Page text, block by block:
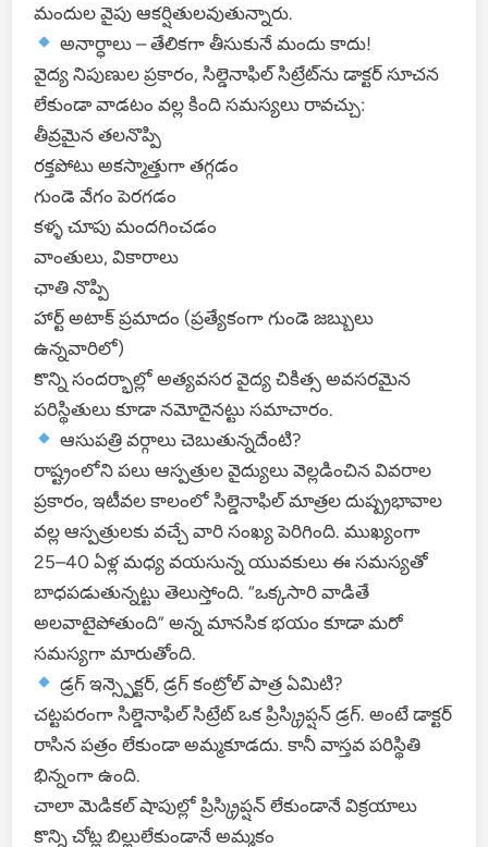
మందుల వైపు ఆకర్షితులవుతున్నారు.
అనార్ధాలు – తేలికగా తీసుకునే మందు కాదు!
వైద్య నిపుణుల ప్రకారం, సిల్డెనాఫిల్ సిట్రేట్‌ను డాక్టర్ సూచన
లేకుండా వాడటం వల్ల కింది సమస్యలు రావచ్చు:
తీవ్రమైన తలనొప్పి
రక్తపోటు అకస్మాత్తుగా తగ్గడం
గుండె వేగం పెరగడం
కళ్ళ చూపు మందగించడం
వాంతులు, వికారాలు
ఛాతి నొప్పి
హార్ట్ అటాక్ ప్రమాదం (ప్రత్యేకంగా గుండె జబ్బులు
ఉన్నవారిలో)
కొన్ని సందర్భాల్లో అత్యవసర వైద్య చికిత్స అవసరమైన
పరిస్థితులు కూడా నమోదైనట్టు సమాచారం.
ఆసుపత్రి వర్గాలు చెబుతున్నదేంటి?
రాష్ట్రంలోని పలు ఆస్పత్రుల వైద్యులు వెల్లడించిన వివరాల
ప్రకారం, ఇటీవల కాలంలో సిల్డెనాఫిల్ మాత్రల దుష్ప్రభావాల
వల్ల ఆస్పత్రులకు వచ్చే వారి సంఖ్య పెరిగింది. ముఖ్యంగా
25–40 ఏళ్ల మధ్య వయసున్న యువకులు ఈ సమస్యతో
బాధపడుతున్నట్టు తెలుస్తోంది. “ఒక్కసారి వాడితే
అలవాటైపోతుంది” అన్న మానసిక భయం కూడా మరో
సమస్యగా మారుతోంది.
డ్రగ్ ఇన్స్పెక్టర్, డ్రగ్ కంట్రోల్ పాత్ర ఏమిటి?
చట్టపరంగా సిల్డెనాఫిల్ సిట్రేట్ ఒక ప్రిస్క్రిప్షన్ డ్రగ్. అంటే డాక్టర్
రాసిన పత్రం లేకుండా అమ్మకూడదు. కానీ వాస్తవ పరిస్థితి
భిన్నంగా ఉంది.
చాలా మెడికల్ షాపుల్లో ప్రిస్క్రిప్షన్ లేకుండానే విక్రయాలు
కొన్ని చోట్ల బిల్లులేకుండానే అమ్మకం